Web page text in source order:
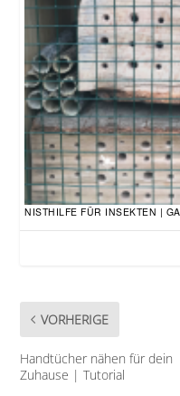
NISTHILFE FÜR INSEKTEN |
VORHERIGE
Handtücher nähen für dein
Zuhause | Tutorial